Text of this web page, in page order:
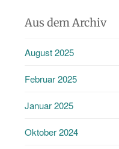
Aus dem Archiv
August 2025
Februar 2025
Januar 2025
Oktober 2024